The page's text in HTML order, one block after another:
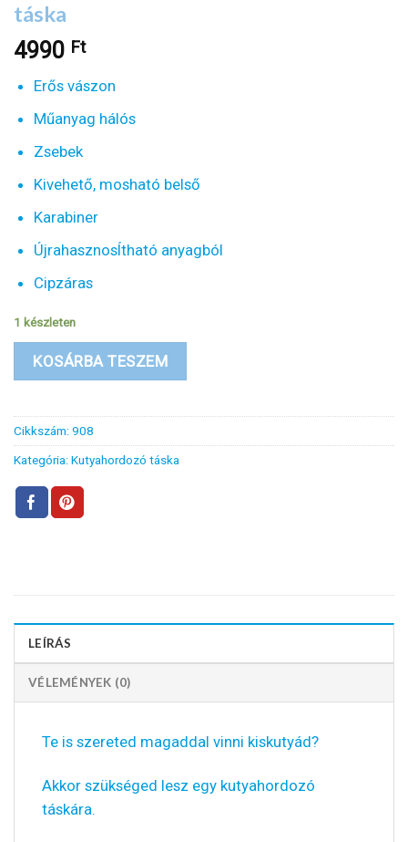
táska
4990 Ft
Erős vászon
Műanyag hálós
Zsebek
Kivehető, mosható belső
Karabiner
ÚjrahasznosÍtható anyagból
Cipzáras
1 készleten
KOSÁRBA TESZEM
Cikkszám: 908
Kategória: Kutyahordozó táska
LEÍRÁS
VÉLEMÉNYEK (0)
Te is szereted magaddal vinni kiskutyád?
Akkor szükséged lesz egy kutyahordozó
táskára.